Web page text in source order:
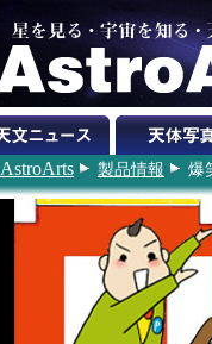
AstroArts 製品情報 爆